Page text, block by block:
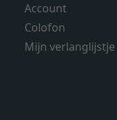
Account
Colofon
Mijn verlanglijstje